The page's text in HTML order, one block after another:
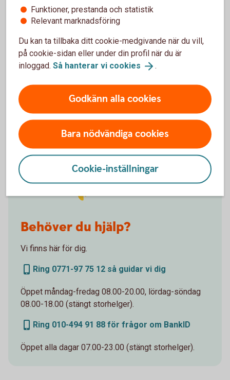
Det smidigaste sättet att logga in är med ett BankID
i din telefon. För dig under 18 finns det två olika
BankID för barn ochunga
Behöver du hjälp?
Vi finns här för dig.
Ring 0771-97 75 12 så guidar vi dig
Öppet måndag-fredag 08.00-20.00, lördag-söndag
08.00-18.00 (stängt storhelger).
Ring 010-494 91 88 för frågor om BankID
Öppet alla dagar 07.00-23.00 (stängt storhelger).
Funktioner, prestanda och statistik
Relevant marknadsföring
Du kan ta tillbaka ditt cookie-medgivande när du vill,
på cookie-sidan eller under din profil när du är
inloggad. Så hanterar vi cookies .
Godkänn alla cookies
Bara nödvändiga cookies
Cookie-inställningar